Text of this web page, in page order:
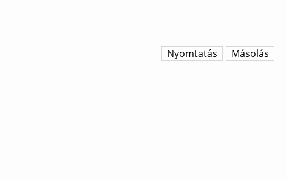
Másolás
Nyomtatás